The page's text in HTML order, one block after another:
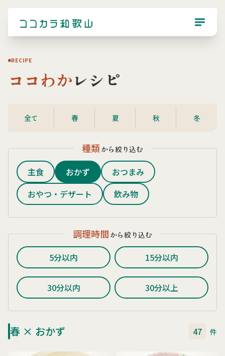
RECIPE
ココわかレシピ
全て 春 夏 秋 冬
種類 から絞り込む
主食 おかず
おつまみ
おやつ・デザート
飲み物
調理時間 から絞り込む
5分以内 15分以内
30分以内 30分以上
春 × おかず 47 件